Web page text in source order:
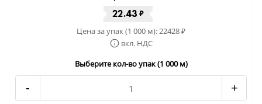
22.43 ₽
Цена за упак (1 000 м):22428₽
вкл. НДС
Выберите кол-во упак (1 000 м)
- +